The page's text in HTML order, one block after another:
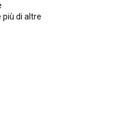
di altre